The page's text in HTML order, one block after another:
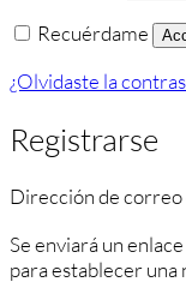
Recuérdame
¿Olvidaste la
Registrarse
Dirección de
Se enviará un
para establecer una